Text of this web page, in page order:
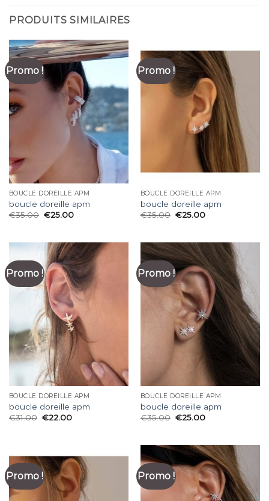
PRODUITS SIMILAIRES
Promo !
BOUCLE DOREILLE APM
boucle doreille apm
€35.00 €25.00
Promo !
BOUCLE DOREILLE APM
boucle doreille apm
€35.00 €25.00
Promo !
BOUCLE DOREILLE APM
boucle doreille apm
€31.00 €22.00
Promo !
BOUCLE DOREILLE APM
boucle doreille apm
€35.00 €25.00
Promo ! Promo !